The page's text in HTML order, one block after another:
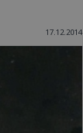
17.12.2014